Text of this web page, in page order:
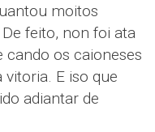
moitos
feito, non foi ata
cando os caioneses
E iso que
adiantar de